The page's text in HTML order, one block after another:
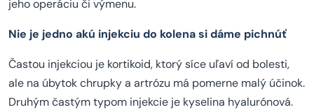
jeho operáciu či výmenu.
Nie je jedno akú injekciu do kolena si dáme pichnúť
Častou injekciou je kortikoid, ktorý síce uľaví od bolesti,
ale na úbytok chrupky a artrózu má pomerne malý účinok.
Druhým častým typom injekcie je kyselina hyalurónová.